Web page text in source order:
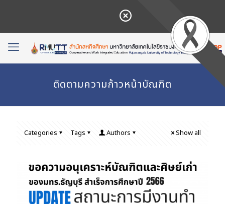
ติดตามความก้าวหน้าบัณฑิต
Categories Tags Authors Show all